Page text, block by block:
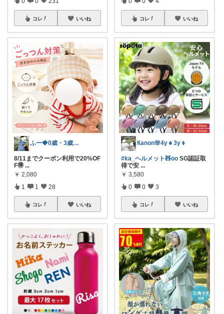
コレ いいね
ふー🍓0歳・3歳のワンオペママ
8/11までクーポン利用で20%OF
F🉐 ...
￥ 2,080
1 1 28
コレ いいね
コレ いいね
Кanon🌸4y👧3y👦
#ka_ヘルメット🧸oo SG認証取
得で安 ...
￥ 3,580
0 0 3
コレ いいね